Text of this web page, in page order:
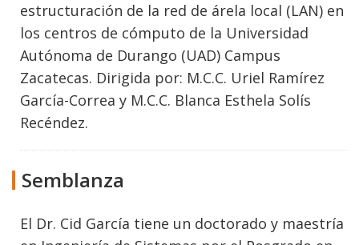
estructuración de la red de árela local (LAN) en
los centros de cómputo de la Universidad
Autónoma de Durango (UAD) Campus
Zacatecas. Dirigida por: M.C.C. Uriel Ramírez
García-Correa y M.C.C. Blanca Esthela Solís
Recéndez.
Semblanza
El Dr. Cid García tiene un doctorado y maestría